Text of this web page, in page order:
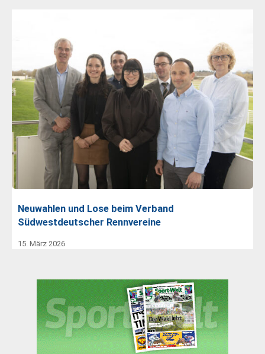
Neuwahlen und Lose beim Verband
Südwestdeutscher Rennvereine
15. März 2026